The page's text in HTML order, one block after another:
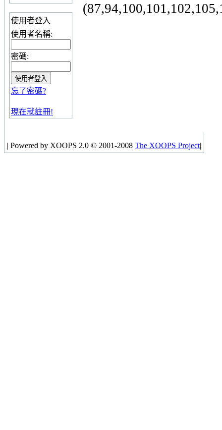
使用者登入
使用者名稱:
密碼:
忘了密碼?
現在就註冊!
| Powered by XOOPS 2.0 © 2001-2008 The XOOPS Project|